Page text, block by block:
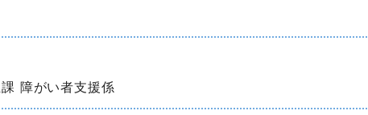
障がい者支援係